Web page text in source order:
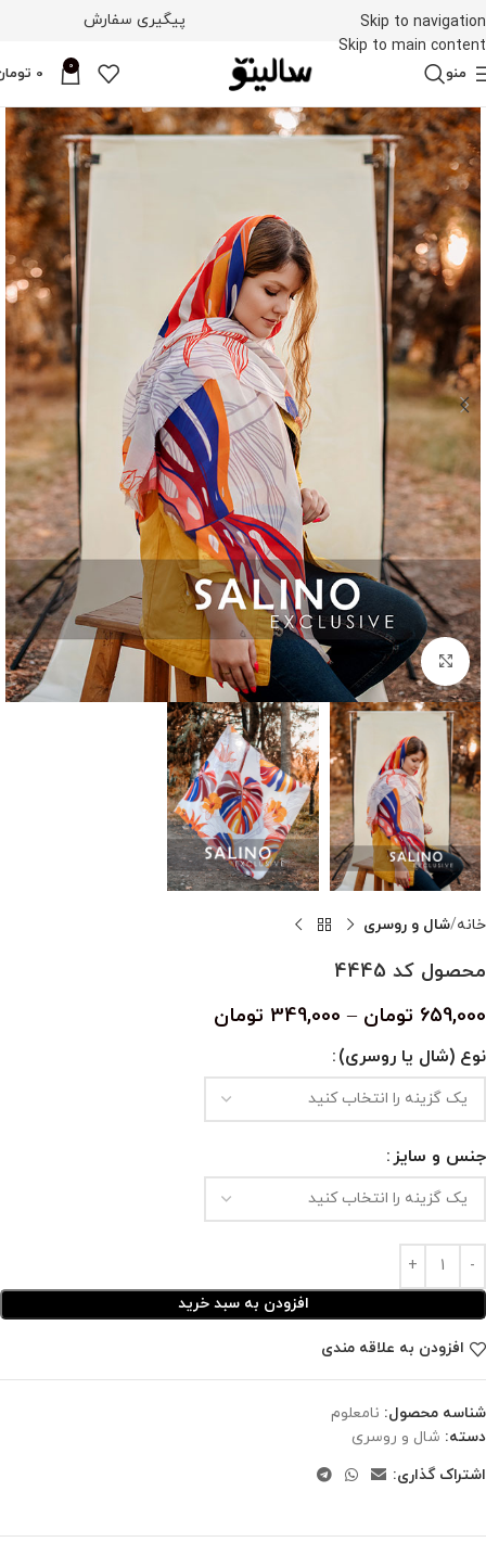
Skip to navigation
Skip to main content
پیگیری سفارش
منو 0
0
بزرگنمایی تصویر
خانه شال و روسری
محصول کد 4445
659,000 تومان –
349,000 تومان
نوع (شال یا روسری)
جنس و سایز
افزودن به سبد خرید
افزودن به علاقه مندی
شناسه محصول: نامعلوم
دسته: شال و روسری
اشتراک گذاری: